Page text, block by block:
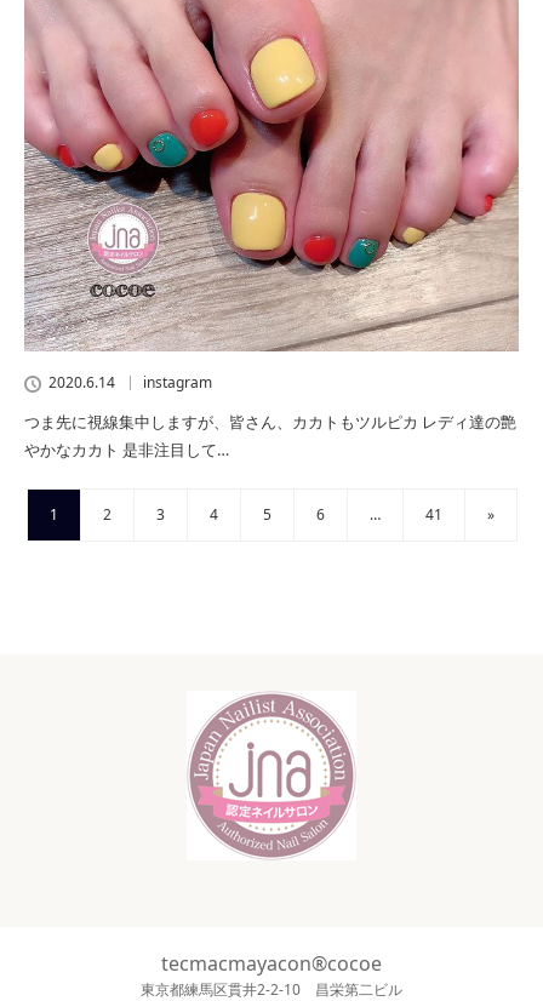
2020.6.14 instagram
つま先に視線集中しますが、皆さん、カカトもツルピカ レディ達の艶
やかなカカト 是非注目して…
1 2 3 4 5 6 … 41 »
tecmacmayacon®cocoe
東京都練馬区貫井2-2-10 昌栄第二ビル